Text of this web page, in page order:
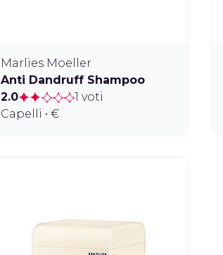
Marlies Moeller
Anti Dandruff Shampoo
2.0
1 voti
Capelli • €